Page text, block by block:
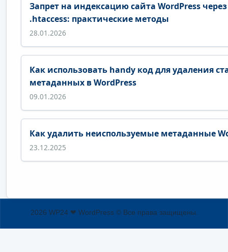
Запрет на индексацию сайта WordPress
.htaccess: практические методы
28.01.2026
Как использовать handy код для удаления
метаданных в WordPress
09.01.2026
Как удалить неиспользуемые метаданные
23.12.2025
2026 WP24 ❤ WordPress © Все права защищены.